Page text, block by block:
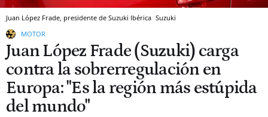
Juan López Frade, presidente de Suzuki Ibérica Suzuki
MOTOR
Juan López Frade (Suzuki) carga
contra la sobrerregulación en
Europa: "Es la región más estúpida
del mundo"